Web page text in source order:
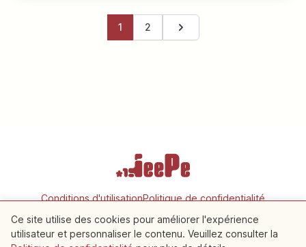
1 2 Page suivante
Conditions d'utilisationPolitique de confidentialité
Paramètres des cookies
Ce site utilise des cookies pour améliorer l'expérience
utilisateur et personnaliser le contenu. Veuillez consulter la